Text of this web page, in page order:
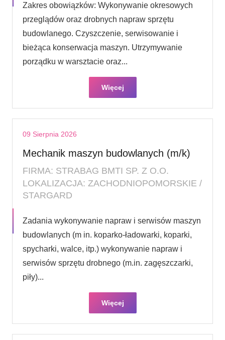
Zakres obowiązków: Wykonywanie okresowych
przeglądów oraz drobnych napraw sprzętu
budowlanego. Czyszczenie, serwisowanie i
bieżąca konserwacja maszyn. Utrzymywanie
porządku w warsztacie oraz...
Więcej
09 Sierpnia 2026
Mechanik maszyn budowlanych (m/k)
FIRMA: STRABAG BMTI SP. Z O.O.
LOKALIZACJA: ZACHODNIOPOMORSKIE /
STARGARD
Zadania wykonywanie napraw i serwisów maszyn
budowlanych (m in. koparko-ładowarki, koparki,
spycharki, walce, itp.) wykonywanie napraw i
serwisów sprzętu drobnego (m.in. zagęszczarki,
piły)...
Więcej